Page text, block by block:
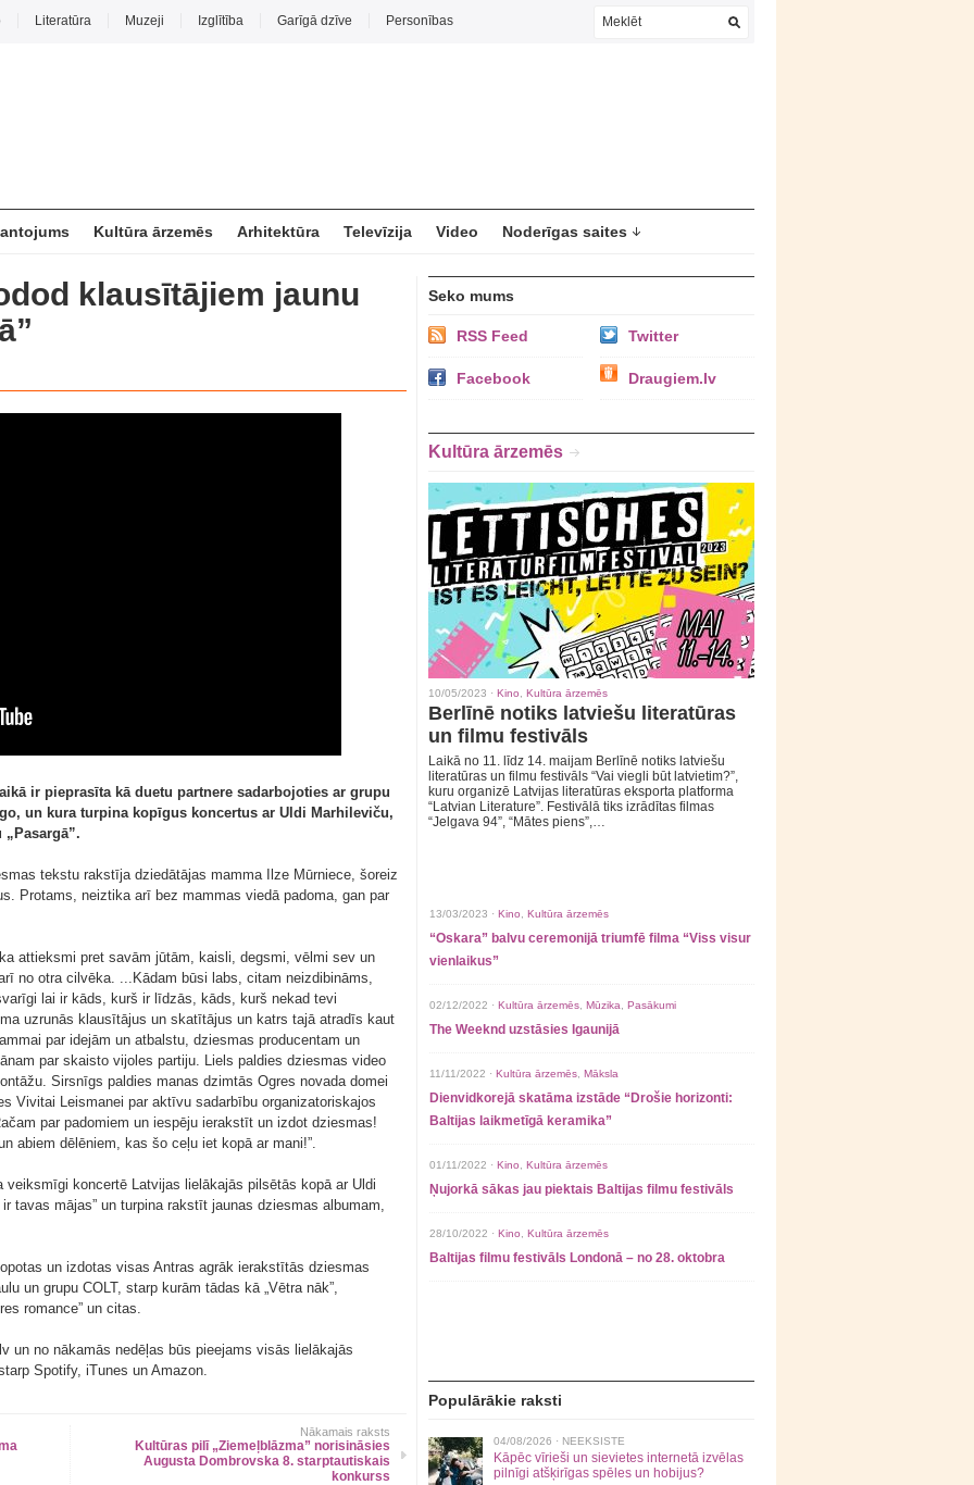
Literatūra Muzeji Izglītība Garīgā dzīve Personības
Kultūra ārzemēs Arhitektūra Televīzija Video Noderīgas saites
klausītājiem jaunu
ir pieprasīta kā duetu partnere sadarbojoties ar grupu
un kura turpina kopīgus koncertus ar Uldi Marhileviču,
tekstu rakstīja dziedātājas mamma Ilze Mūrniece, šoreiz
Protams, neiztika arī bez mammas viedā padoma, gan par
attieksmi pret savām jūtām, kaisli, degsmi, vēlmi sev un
no otra cilvēka. ...Kādam būsi labs, citam neizdibināms,
lai ir kāds, kurš ir līdzās, kāds, kurš nekad tevi
uzrunās klausītājus un skatītājus un katrs tajā atradīs kaut
par idejām un atbalstu, dziesmas producentam un
par skaisto vijoles partiju. Liels paldies dziesmas video
Sirsnīgs paldies manas dzimtās Ogres novada domei
Vivitai Leismanei par aktīvu sadarbību organizatoriskajos
par padomiem un iespēju ierakstīt un izdot dziesmas!
abiem dēlēniem, kas šo ceļu iet kopā ar mani!”.
veiksmīgi koncertē Latvijas lielākajās pilsētās kopā ar Uldi
tavas mājas” un turpina rakstīt jaunas dziesmas albumam,
un izdotas visas Antras agrāk ierakstītās dziesmas
un grupu COLT, starp kurām tādas kā „Vētra nāk”,
romance” un citas.
un no nākamās nedēļas būs pieejams visās lielākajās
Spotify, iTunes un Amazon.
Nākamais raksts
Kultūras pilī „Ziemeļblāzma” norisināsies
Augusta Dombrovska 8. starptautiskais
konkurss
Seko mums
RSS Feed Twitter
Facebook Draugiem.lv
Kultūra ārzemēs
10/05/2023 · Kino Kultūra ārzemēs
Berlīnē notiks latviešu literatūras
un filmu festivāls
Laikā no 11. līdz 14. maijam Berlīnē notiks latviešu
literatūras un filmu festivāls “Vai viegli būt latvietim?”,
kuru organizē Latvijas literatūras eksporta platforma
“Latvian Literature”. Festivālā tiks izrādītas filmas
“Jelgava 94”, “Mātes piens”,…
13/03/2023 · Kino Kultūra ārzemēs
“Oskara” balvu ceremonijā triumfē filma “Viss visur
vienlaikus”
02/12/2022 · Kultūra ārzemēs Mūzika Pasākumi
The Weeknd uzstāsies Igaunijā
11/11/2022 · Kultūra ārzemēs Māksla
Dienvidkorejā skatāma izstāde “Drošie horizonti:
Baltijas laikmetīgā keramika”
01/11/2022 · Kino Kultūra ārzemēs
Ņujorkā sākas jau piektais Baltijas filmu festivāls
28/10/2022 · Kino Kultūra ārzemēs
Baltijas filmu festivāls Londonā – no 28. oktobra
Populārākie raksti
04/08/2026 · NEEKSISTE
Kāpēc vīrieši un sievietes internetā izvēlas
pilnīgi atšķirīgas spēles un hobijus?